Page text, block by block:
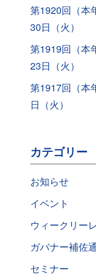
第1920回（本
30日（火）
第1919回（本
23日（火）
第1917回（本
日（火）
カテゴリー
お知らせ
イベント
ウィークリー
ガバナー補佐
セミナー